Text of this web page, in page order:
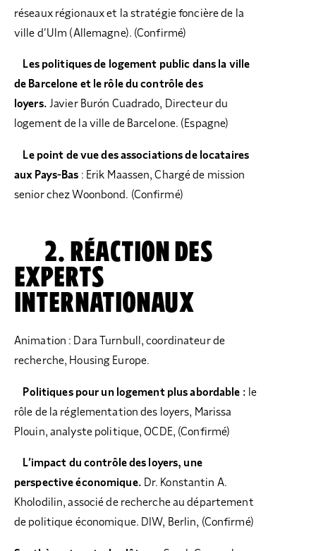
réseaux régionaux et la stratégie foncière de la
ville d’Ulm (Allemagne). (Confirmé)
Les politiques de logement public dans la ville
de Barcelone et le rôle du contrôle des
loyers. Javier Burón Cuadrado, Directeur du
logement de la ville de Barcelone. (Espagne)
Le point de vue des associations de locataires
aux Pays-Bas : Erik Maassen, Chargé de mission
senior chez Woonbond. (Confirmé)
2. RÉACTION DES
EXPERTS
INTERNATIONAUX
Animation : Dara Turnbull, coordinateur de
recherche, Housing Europe.
Politiques pour un logement plus abordable : le
rôle de la réglementation des loyers, Marissa
Plouin, analyste politique, OCDE, (Confirmé)
L’impact du contrôle des loyers, une
perspective économique. Dr. Konstantin A.
Kholodilin, associé de recherche au département
de politique économique. DIW, Berlin, (Confirmé)